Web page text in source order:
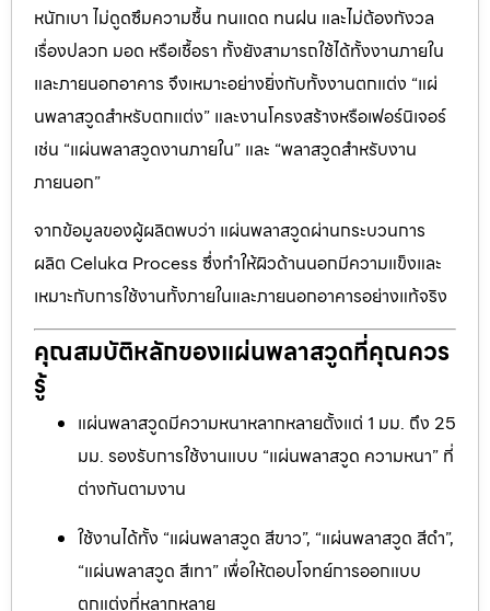
หนักเบา ไม่ดูดซึมความชื้น ทนแดด ทนฝน และไม่ต้องกังวล
เรื่องปลวก มอด หรือเชื้อรา ทั้งยังสามารถใช้ได้ทั้งงานภายใน
และภายนอกอาคาร จึงเหมาะอย่างยิ่งกับทั้งงานตกแต่ง “แผ่
นพลาสวูดสำหรับตกแต่ง” และงานโครงสร้างหรือเฟอร์นิเจอร์
เช่น “แผ่นพลาสวูดงานภายใน” และ “พลาสวูดสำหรับงาน
ภายนอก”
จากข้อมูลของผู้ผลิตพบว่า แผ่นพลาสวูดผ่านกระบวนการ
ผลิต Celuka Process ซึ่งทำให้ผิวด้านนอกมีความแข็งและ
เหมาะกับการใช้งานทั้งภายในและภายนอกอาคารอย่างแท้จริง
คุณสมบัติหลักของแผ่นพลาสวูดที่คุณควร
รู้
แผ่นพลาสวูดมีความหนาหลากหลายตั้งแต่ 1 มม. ถึง 25
มม. รองรับการใช้งานแบบ “แผ่นพลาสวูด ความหนา” ที่
ต่างกันตามงาน
ใช้งานได้ทั้ง “แผ่นพลาสวูด สีขาว”, “แผ่นพลาสวูด สีดำ”,
“แผ่นพลาสวูด สีเทา” เพื่อให้ตอบโจทย์การออกแบบ
ตกแต่งที่หลากหลาย